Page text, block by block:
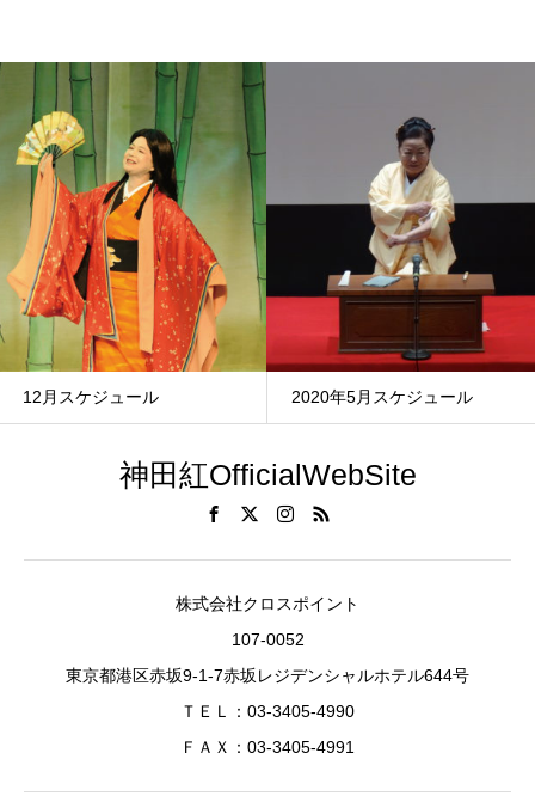
12月スケジュール 2020年5月スケジュール
神田紅OfficialWebSite
株式会社クロスポイント
107-0052
東京都港区赤坂9-1-7赤坂レジデンシャルホテル644号
ＴＥＬ：03-3405-4990
ＦＡＸ：03-3405-4991